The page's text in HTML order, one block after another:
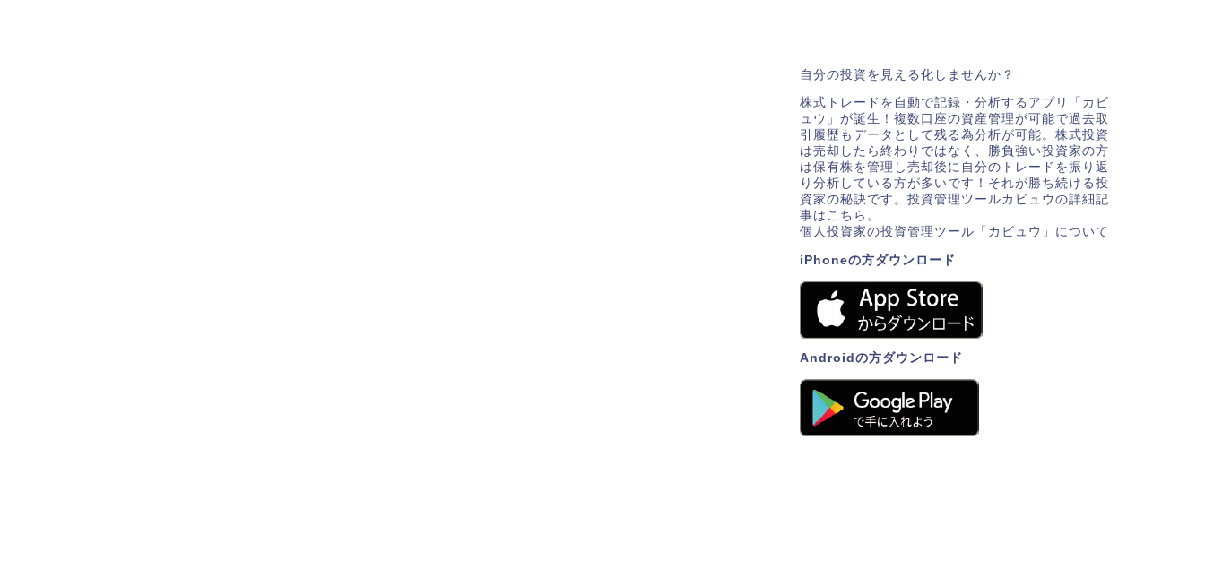
自分の投資を見える化しませんか？
株式トレードを自動で記録・分析するアプリ「カビ
ュウ」が誕生！複数口座の資産管理が可能で過去取
引履歴もデータとして残る為分析が可能。株式投資
は売却したら終わりではなく、勝負強い投資家の方
は保有株を管理し売却後に自分のトレードを振り返
り分析している方が多いです！それが勝ち続ける投
資家の秘訣です。投資管理ツールカビュウの詳細記
事はこちら。
個人投資家の投資管理ツール「カビュウ」について
iPhoneの方ダウンロード
Androidの方ダウンロード